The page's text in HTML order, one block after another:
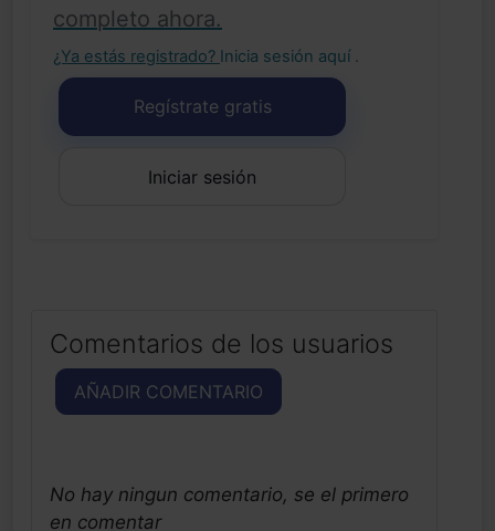
completo ahora.
¿Ya estás registrado? Inicia sesión aquí .
Regístrate gratis
Iniciar sesión
Comentarios de los usuarios
AÑADIR COMENTARIO
No hay ningun comentario, se el primero
en comentar